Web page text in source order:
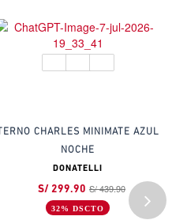
TERNO CHARLES MINIMATE AZUL
NOCHE
DONATELLI
S/ 299.90 S/ 439.90
32% DSCTO